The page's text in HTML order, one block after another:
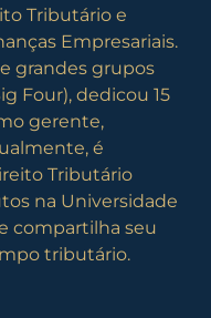
Tributário e
Empresariais.
grandes grupos
Four), dedicou 15
gerente,
é
Tributário
na Universidade
compartilha seu
tributário.